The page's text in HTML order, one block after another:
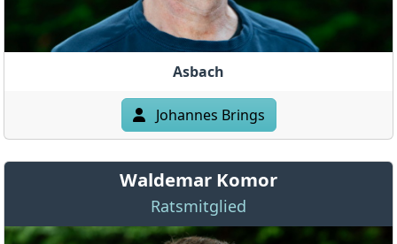
Asbach
Johannes Brings
Waldemar Komor
Ratsmitglied